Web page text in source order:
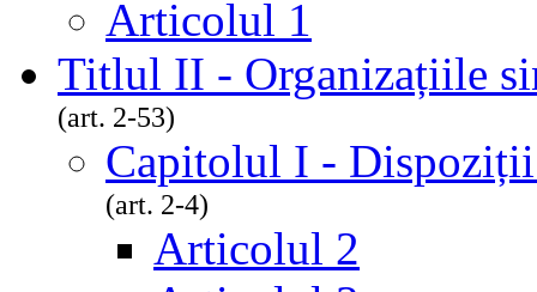
Articolul 1
Titlul II - Organizațiile
(art. 2-53)
Capitolul I - Dispoziții
(art. 2-4)
Articolul 2